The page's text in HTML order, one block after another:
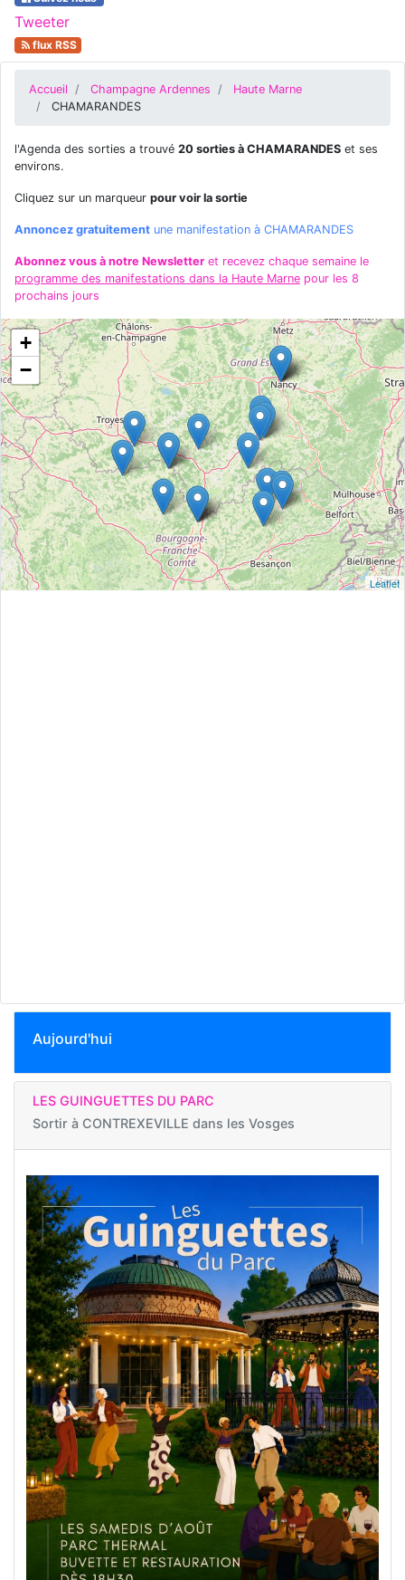
Tweeter
flux RSS
Accueil Champagne Ardennes
Haute Marne
CHAMARANDES
l'Agenda des sorties a trouvé 20 sorties à CHAMARANDES et ses
environs.
Cliquez sur un marqueur pour voir la sortie
Annoncez gratuitement une manifestation à CHAMARANDES
Abonnez vous à notre Newsletter et recevez chaque semaine le
programme des manifestations dans la Haute Marne pour les 8
prochains jours
+
−
Leaflet
Aujourd'hui
LES GUINGUETTES DU PARC
Sortir à CONTREXEVILLE dans les Vosges